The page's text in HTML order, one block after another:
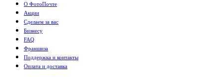
О ФотоПочте
Акции
Сделаем за вас
Бизнесу
FAQ
Франшиза
Поддержка и контакты
Оплата и доставка